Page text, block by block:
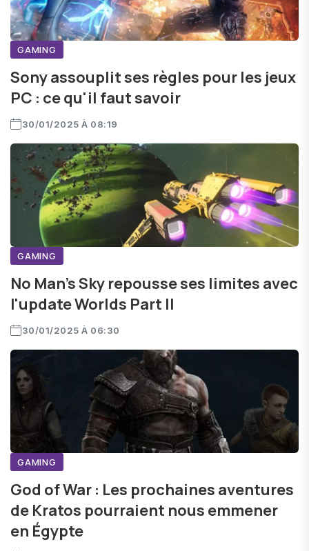
GAMING
Sony assouplit ses règles pour les jeux
PC : ce qu'il faut savoir
30/01/2025 À 08:19
GAMING
No Man's Sky repousse ses limites avec
l'update Worlds Part II
30/01/2025 À 06:30
GAMING
God of War : Les prochaines aventures
de Kratos pourraient nous emmener
en Égypte